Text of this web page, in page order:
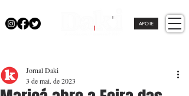
APOIE
Jornal Daki
3 de mai. de 2023